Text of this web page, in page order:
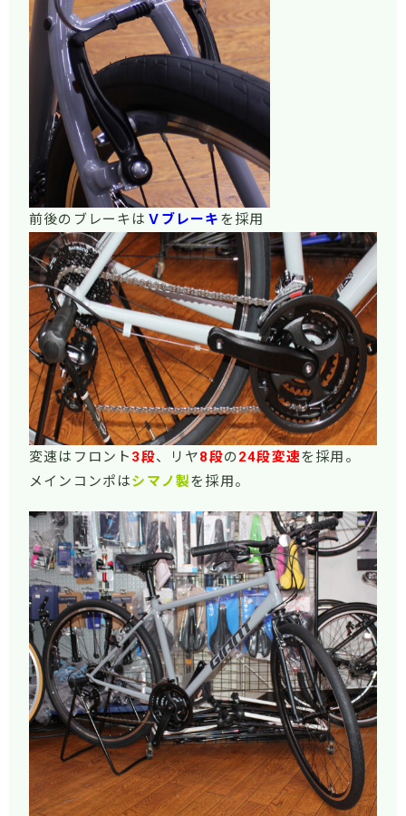
前後のブレーキは Ｖブレーキ を採用
変速はフロント 3段、リヤ8段の 24段変速を採用。
メインコンポはシマノ製を採用。